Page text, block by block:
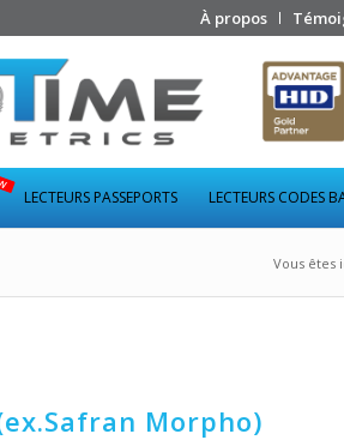
À propos
LECTEURS PASSEPORTS LECTEURS CODES
Vous êtes
Morpho)